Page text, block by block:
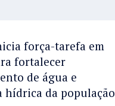
força-tarefa em
fortalecer
de água e
hídrica da população